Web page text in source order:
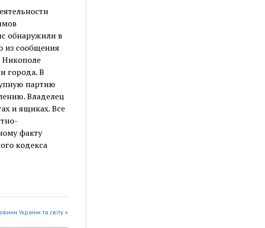
обнаружили в
из сообщения
города. В
партию
Владелец
и ​​ящиках. Все
факту
кодекса
України та світу »